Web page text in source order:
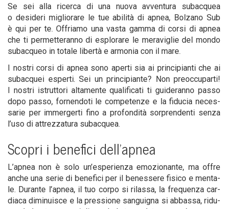
Se sei alla ricer­ca di una nuo­va avven­tu­ra subac­quea
o desi­de­ri miglio­ra­re le tue abi­li­tà di apnea, Bol­za­no Sub
è qui per te. Offria­mo una vasta gam­ma di cor­si di apnea
che ti per­met­te­ran­no di esplo­ra­re le mera­vi­glie del mon­do
subac­queo in tota­le liber­tà e armo­nia con il mare.
I nostri cor­si di apnea sono aper­ti sia ai prin­ci­pian­ti che ai
subac­quei esper­ti. Sei un prin­ci­pian­te? Non pre­oc­cu­par­ti!
I nostri istrut­to­ri alta­men­te qua­li­fi­ca­ti ti gui­de­ran­no pas­so
dopo pas­so, for­nen­do­ti le com­pe­ten­ze e la fidu­cia neces­
sa­rie per immer­ger­ti fino a pro­fon­di­tà sor­pren­den­ti sen­za
l’u­so di attrez­za­tu­ra subacquea.
Sco­pri i bene­fi­ci dell’apnea
L’a­pnea non è solo un’e­spe­rien­za emo­zio­nan­te, ma offre
anche una serie di bene­fi­ci per il benes­se­re fisi­co e men­ta­
le. Duran­te l’a­pnea, il tuo cor­po si rilas­sa, la fre­quen­za car­
dia­ca dimi­nui­sce e la pres­sio­ne san­gui­gna si abbas­sa, ridu­